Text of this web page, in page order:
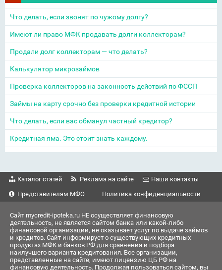
Что делать, если звонят по чужому долгу?
Имеют ли право МФК продавать долги коллекторам?
Продали долг коллекторам — что делать?
Калькулятор микрозаймов
Проверка коллекторов на законность действий по ФССП
Займы на карту срочно без проверки кредитной истории
Что делать, если вас обманул частный кредитор?
Кредитная яма. Это стоит знать каждому.
Каталог статей Реклама на сайте
Наши контакты
Представителям МФО
Политика конфиденциальности
Сайт mycredit-ipoteka.ru НЕ осуществляет финансовую
деятельность, не является сайтом банка или какой-либо
финансовой организации, не оказывает услуг по выдаче займов
и кредитов. Сайт информирует о существующих кредитных
продуктах МФК и банков РФ для сравнения и подбора
наилучшего варианта кредитования. Все организации,
представленные на сайте, имеют лицензию ЦБ РФ на
финансовую деятельность. Продолжая пользоваться сайтом, вы